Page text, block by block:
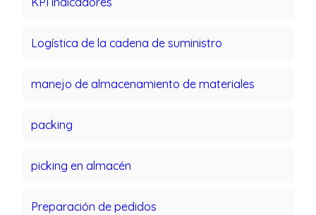
Logística de la cadena de suministro
manejo de almacenamiento de materiales
packing
picking en almacén
Preparación de pedidos